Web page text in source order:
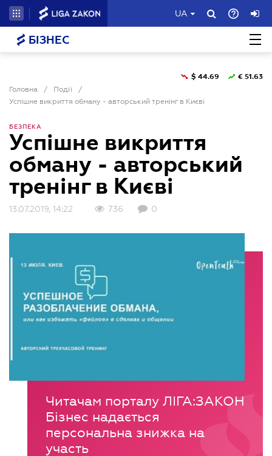
UA
БІЗНЕС
Головна / Події
/
Успішне викриття обману - авторський тренінг в Києві
$ 44.69 € 51.63
БЕЗПЕКА
Успішне викриття
обману - авторський
тренінг в Києві
13.07.2019, 14:22 736 0
Читачам порталу ЛІГА:ЗАКОН
Бізнес надається
персональна знижка на
участь